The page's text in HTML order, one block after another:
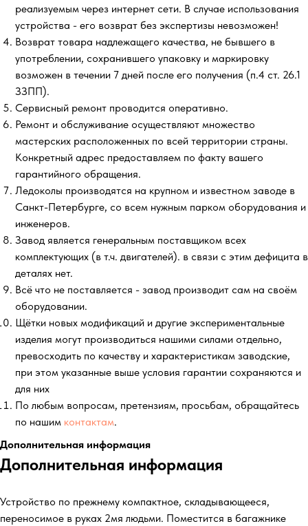
реализуемым через интернет сети. В случае использования
устройства - его возврат без экспертизы невозможен!
Возврат товара надлежащего качества, не бывшего в
употреблении, сохранившего упаковку и маркировку
возможен в течении 7 дней после его получения (п.4 ст. 26.1
ЗЗПП).
Сервисный ремонт проводится оперативно.
Ремонт и обслуживание осуществляют множество
мастерских расположенных по всей территории страны.
Конкретный адрес предоставляем по факту вашего
гарантийного обращения.
Ледоколы производятся на крупном и известном заводе в
Санкт-Петербурге, со всем нужным парком оборудования и
инженеров.
Завод является генеральным поставщиком всех
комплектующих (в т.ч. двигателей). в связи с этим дефицита в
деталях нет.
Всё что не поставляется - завод производит сам на своём
оборудовании.
Щётки новых модификаций и другие экспериментальные
изделия могут производиться нашими силами отдельно,
превосходить по качеству и характеристикам заводские,
при этом указанные выше условия гарантии сохраняются и
для них
По любым вопросам, претензиям, просьбам, обращайтесь
по нашим контактам.
Дополнительная информация
Дополнительная информация
Устройство по прежнему компактное, складывающееся,
переносимое в руках 2мя людьми. Поместится в багажнике